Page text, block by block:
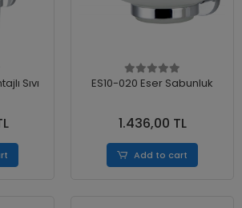
Sıvı
ES10-020 Eser Sabunluk
1.436,00 TL
Add to cart